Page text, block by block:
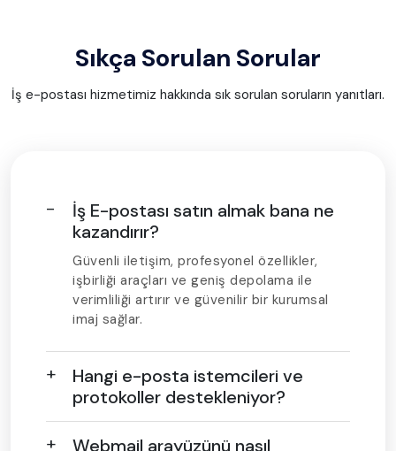
Sıkça Sorulan Sorular
İş e-postası hizmetimiz hakkında sık sorulan soruların yanıtları.
İş E-postası satın almak bana ne
kazandırır?
Güvenli iletişim, profesyonel özellikler,
işbirliği araçları ve geniş depolama ile
verimliliği artırır ve güvenilir bir kurumsal
imaj sağlar.
Hangi e-posta istemcileri ve
protokoller destekleniyor?
Webmail arayüzünü nasıl